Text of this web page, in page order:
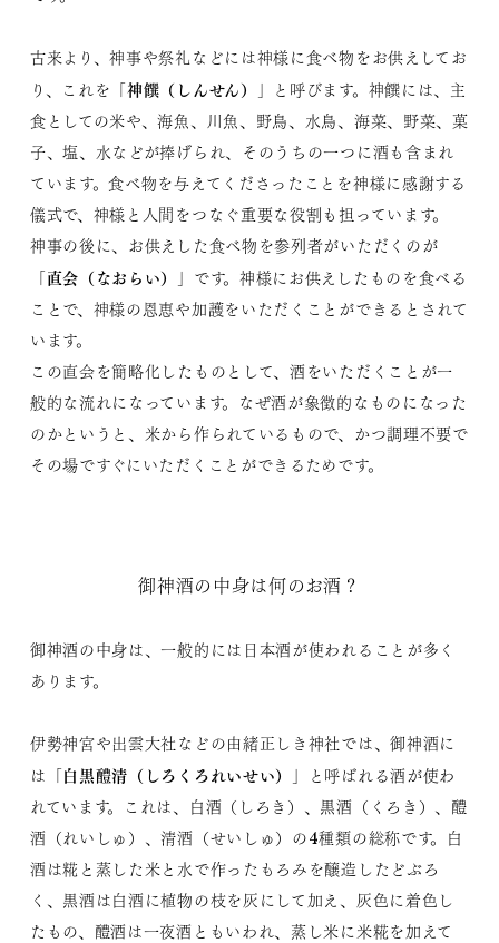
古来より、神事や祭礼などには神様に食べ物をお供えしてお
り、これを「神饌（しんせん）
」と呼びます。神饌には、主
食としての米や、海魚、川魚、野鳥、水鳥、海菜、野菜、菓
子、塩、水などが捧げられ、そのうちの一つに酒も含まれ
ています。食べ物を与えてくださったことを神様に感謝する
儀式で、神様と人間をつなぐ重要な役割も担っています。
神事の後に、お供えした食べ物を参列者がいただくのが
「直会（なおらい）
」です。神様にお供えしたものを食べる
ことで、神様の恩恵や加護をいただくことができるとされて
います。
この直会を簡略化したものとして、酒をいただくことが一
般的な流れになっています。なぜ酒が象徴的なものになった
のかというと、米から作られているもので、かつ調理不要で
その場ですぐにいただくことができるためです。
御神酒の中身は何のお酒？
御神酒の中身は、一般的には日本酒が使われることが多く
あります。
伊勢神宮や出雲大社などの由緒正しき神社では、御神酒に
は「白黒醴清（しろくろれいせい）
」と呼ばれる酒が使わ
れています。これは、白酒（しろき）、黒酒（くろき）、醴
酒（れいしゅ）、清酒（せいしゅ）の4種類の総称です。白
酒は糀と蒸した米と水で作ったもろみを醸造したどぶろ
く、黒酒は白酒に植物の枝を灰にして加え、灰色に着色し
たもの、醴酒は一夜酒ともいわれ、蒸し米に米糀を加えて